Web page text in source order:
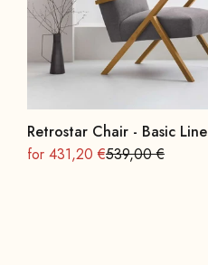
Retrostar Chair - Basic Line
On sale
for 431,20 €Regular
539,00 €